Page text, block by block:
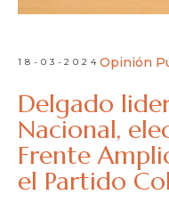
18-03-2024Opinión
Delgado
Nacional,
Frente
el Partido